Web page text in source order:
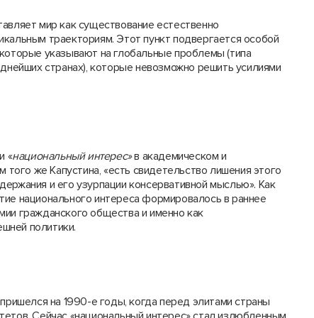
мир как существование естественно
траекториям. Этот пункт подвергается особой
указывают на глобальные проблемы (типа
странах), которые невозможно решить усилиями
«национальный интерес»в академическом и
же Капустина, «есть свидетельство лишения этого
и его узурпации консервативной мыслью». Как
национального интереса формировалось в раннее
гражданского общества и именно как
политики.
на 1990-е годы, когда перед элитами страны